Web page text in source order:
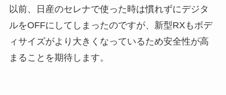
以前、日産のセレナで使った時は慣れずにデジタ
ルをOFFにしてしまったのですが、新型RXもボデ
ィサイズがより大きくなっているため安全性が高
まることを期待します。